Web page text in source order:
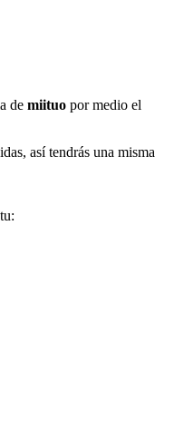
de miituo por medio el
así tendrás una misma